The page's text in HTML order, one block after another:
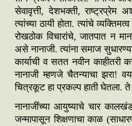
सेवावृत्ती, देशभक्ती, राष्ट्रप्रेम
त्यांच्या ठायी होता. त्यांचे
रोखठोक विचारांचे, जातपात न
असे नानाजी. त्यांना समाज
कार्याची व सतत नवीन काहीतरी
नानाजी म्हणजे चैतन्याचा झरा!
चित्रकूट हा प्रकल्प हाती घेतला. ते
नानाजींच्या आयुष्याचे चार
जन्मापासून शिक्षणाचा काळ